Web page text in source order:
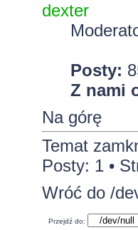
dexter
Posty:
Z nami
Na górę
Temat
Posty: 1 •
Wróć do /
Przejdź do: